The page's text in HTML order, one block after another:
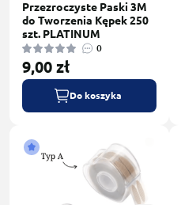
Przezroczyste Paski 3M
do Tworzenia Kępek 250
szt. PLATINUM
0
9,00 zł
Do koszyka